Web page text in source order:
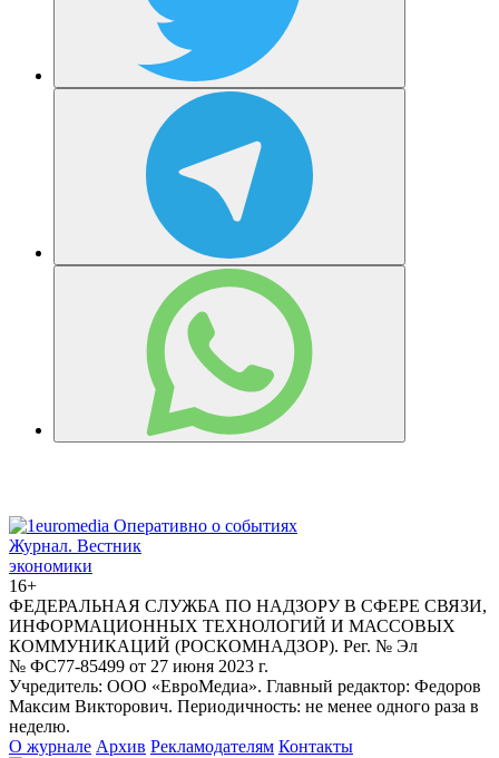
Журнал. Вестник
экономики
16+
ФЕДЕРАЛЬНАЯ СЛУЖБА ПО НАДЗОРУ В СФЕРЕ СВЯЗИ,
ИНФОРМАЦИОННЫХ ТЕХНОЛОГИЙ И МАССОВЫХ
КОММУНИКАЦИЙ (РОСКОМНАДЗОР). Рег. № Эл
№ ФС77-85499 от 27 июня 2023 г.
Учредитель: ООО «ЕвроМедиа». Главный редактор: Федоров
Максим Викторович. Периодичность: не менее одного раза в
неделю.
О журнале Архив Рекламодателям Контакты